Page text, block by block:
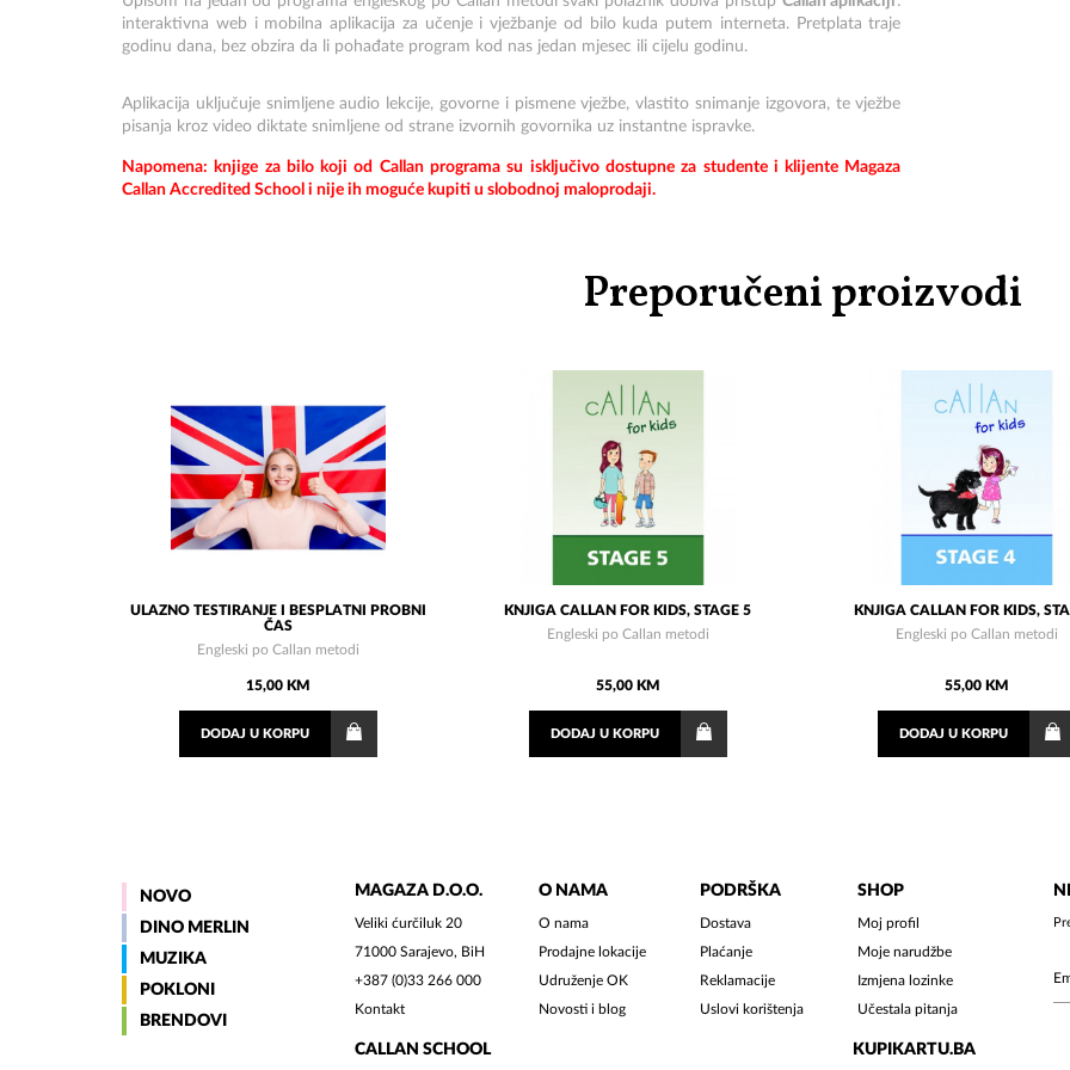
interaktivna web i mobilna aplikacija za učenje i vježbanje od bilo kuda putem interneta. Pretplata traje
godinu dana, bez obzira da li pohađate program kod nas jedan mjesec ili cijelu godinu.
Aplikacija uključuje snimljene audio lekcije, govorne i pismene vježbe, vlastito snimanje izgovora, te vježbe
pisanja kroz video diktate snimljene od strane izvornih govornika uz instantne ispravke.
Napomena: knjige za bilo koji od Callan programa su isključivo dostupne za studente i klijente Magaza
Callan Accredited School i nije ih moguće kupiti u slobodnoj maloprodaji.
Preporučeni proizvodi
ULAZNO TESTIRANJE I BESPLATNI PROBNI
ČAS
Engleski po Callan metodi
15,00 KM
DODAJ U KORPU
KNJIGA CALLAN FOR KIDS, STAGE 5
Engleski po Callan metodi
55,00 KM
DODAJU KORPU
KNJIGA CALLAN FOR KIDS,
Engleski po Callan metodi
55,00 KM
DODAJ U KORPU
NOVO
DINO MERLIN
MUZIKA
POKLONI
BRENDOVI
MAGAZA D.O.O.
Veliki ćurčiluk 20
71000 Sarajevo, BiH
+387 (0)33 266 000
Kontakt
O NAMA
O nama
Prodajne lokacije
Udruženje OK
Novosti i blog
PODRŠKA
Dostava
Plaćanje
Reklamacije
Uslovi korištenja
SHOP
Moj profil
Moje narudžbe
Izmjena lozinke
Učestala pitanja
CALLAN SCHOOL KUPIKARTU.BA